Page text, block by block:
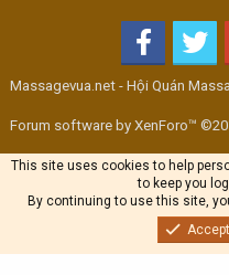
Massagevua.net - Hội Quán
Forum software by XenForo™
This site uses cookies to help
to keep you
By continuing to use this site,
Accept